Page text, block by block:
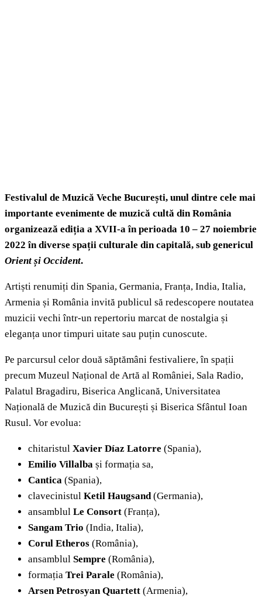
Festivalul de Muzică Veche București, unul dintre cele mai
importante evenimente de muzică cultă din România
organizează ediția a XVII-a în perioada 10 – 27 noiembrie
2022 în diverse spații culturale din capitală, sub genericul
Orient și Occident.
Artiști renumiți din Spania, Germania, Franța, India, Italia,
Armenia și România invită publicul să redescopere noutatea
muzicii vechi într-un repertoriu marcat de nostalgia și
eleganța unor timpuri uitate sau puțin cunoscute.
Pe parcursul celor două săptămâni festivaliere, în spații
precum Muzeul Național de Artă al României, Sala Radio,
Palatul Bragadiru, Biserica Anglicană, Universitatea
Națională de Muzică din București și Biserica Sfântul Ioan
Rusul. Vor evolua:
chitaristul Xavier Díaz Latorre (Spania),
Emilio Villalba și formația sa,
Cantica (Spania),
clavecinistul Ketil Haugsand (Germania),
ansamblul Le Consort (Franța),
Sangam Trio (India, Italia),
Corul Etheros (România),
ansamblul Sempre (România),
formația Trei Parale (România),
Arsen Petrosyan Quartett (Armenia),